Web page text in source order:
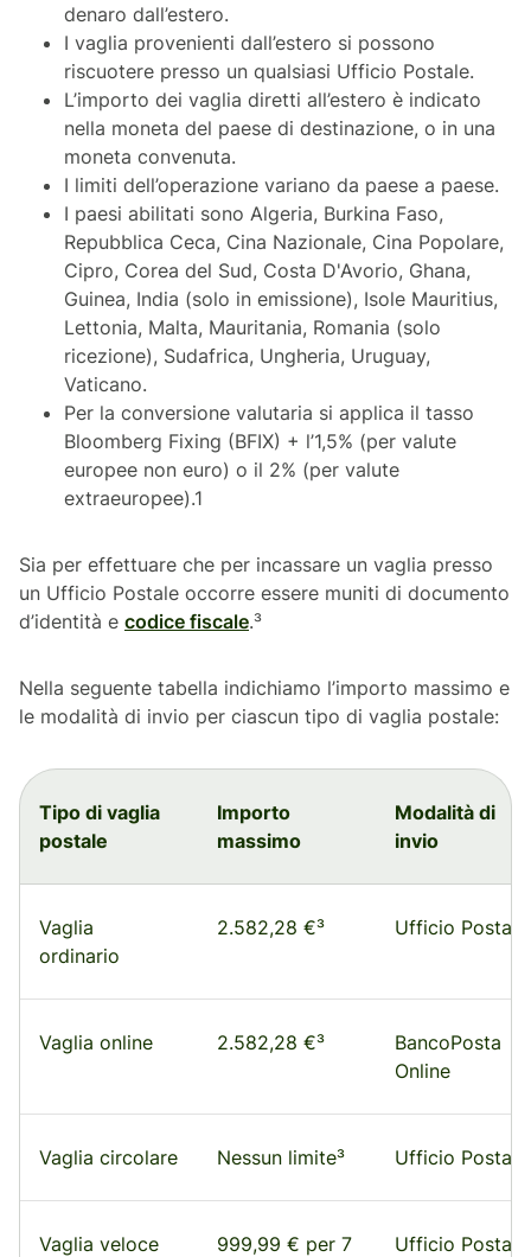
denaro dall’estero.
I vaglia provenienti dall’estero si possono
riscuotere presso un qualsiasi Ufficio Postale.
L’importo dei vaglia diretti all’estero è indicato
nella moneta del paese di destinazione, o in una
moneta convenuta.
I limiti dell’operazione variano da paese a paese.
I paesi abilitati sono Algeria, Burkina Faso,
Repubblica Ceca, Cina Nazionale, Cina Popolare,
Cipro, Corea del Sud, Costa D'Avorio, Ghana,
Guinea, India (solo in emissione), Isole Mauritius,
Lettonia, Malta, Mauritania, Romania (solo
ricezione), Sudafrica, Ungheria, Uruguay,
Vaticano.
Per la conversione valutaria si applica il tasso
Bloomberg Fixing (BFIX) + l’1,5% (per valute
europee non euro) o il 2% (per valute
extraeuropee).1
Sia per effettuare che per incassare un vaglia presso
un Ufficio Postale occorre essere muniti di documento
d’identità e codice fiscale.³
Nella seguente tabella indichiamo l’importo massimo e
le modalità di invio per ciascun tipo di vaglia postale:
Tipo di vaglia
postale
Importo
massimo
Modalità di
invio
Vaglia
ordinario
2.582,28 €³ Ufficio Postale
Vaglia online 2.582,28 €³
BancoPosta
Online
Vaglia circolare Nessun limite³ Ufficio Postale
Vaglia veloce
999,99 € per 7
Ufficio Postale